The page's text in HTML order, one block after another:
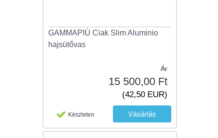
GAMMAPIÚ Ciak Slim Aluminio
hajsütővas
Ár
15 500,00 Ft
(42,50 EUR)
Készleten